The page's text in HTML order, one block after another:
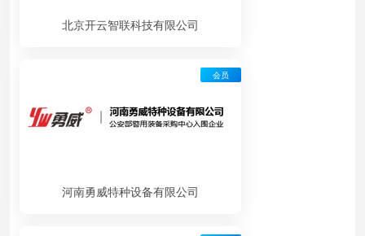
北京开云智联科技有限公司
河南勇威特种设备有限公司
会员